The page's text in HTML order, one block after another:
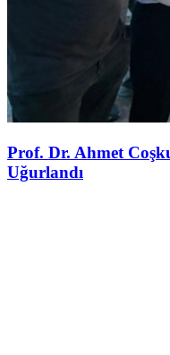
Prof. Dr. Ahmet
Uğurlandı